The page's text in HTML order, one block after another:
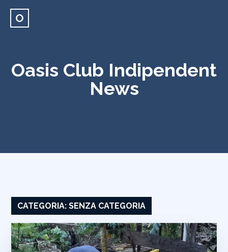
O
Oasis Club Indipendent
News
CATEGORIA:SENZA CATEGORIA